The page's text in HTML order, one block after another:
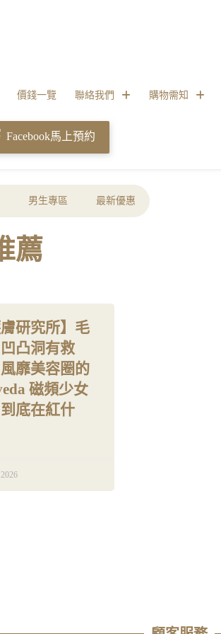
價錢一覽 聯絡我們 購物需知
Facebook馬上預約
男生專區 最新優惠
薦
膚研究所】毛
凸洞有救
靡美容圈的
磁頻少女
底在紅什